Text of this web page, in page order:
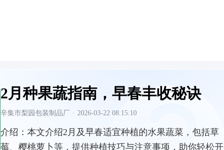
2月种果蔬指南，早春丰收秘诀
辛集市梨园包装制品厂 · 2026-03-22 08:15:10
介绍： 本文介绍2月及早春适宜种植的水果蔬菜，包括草
莓、樱桃萝卜等，提供种植技巧与注意事项，助你轻松开